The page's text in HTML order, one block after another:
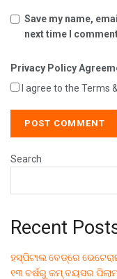
Save my name,
next time I
Privacy Policy
I agree to the Terms
Search
Recent
ହସ୍ପିଟାଲ ବେଡ୍‌ରେ
୧୩ ବର୍ଷରୁ କମ୍ ବୟସର